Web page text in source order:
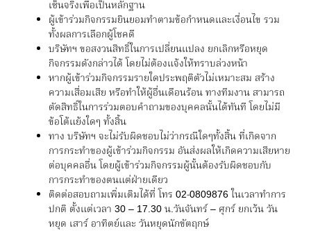
เซ็นจริงเพื่อเป็นหลักฐาน
ผู้เข้าร่วมกิจกรรมยินยอมทำตามข้อกำหนดและเงื่อนไข รวม
ทั้งผลการเลือกผู้โชคดี
บริษัทฯ ขอสงวนสิทธิ์ในการเปลี่ยนแปลง ยกเลิกหรือหยุด
กิจกรรมดังกล่าวได้ โดยไม่ต้องแจ้งให้ทราบล่วงหน้า
หากผู้เข้าร่วมกิจกรรมรายใดประพฤติตัวไม่เหมาะสม สร้าง
ความเสื่อมเสีย หรือทำให้ผู้อื่นเดือนร้อน ทางทีมงาน สามารถ
ตัดสิทธิ์ในการร่วมตอบคำถามของบุคคลนั้นได้ทันที โดยไม่มี
ข้อโต้แย้งใดๆ ทั้งสิ้น
ทาง บริษัทฯ จะไม่รับผิดชอบไม่ว่ากรณีใดๆทั้งสิ้น ที่เกิดจาก
การกระทำของผู้เข้าร่วมกิจกรรม อันส่งผลให้เกิดความเสียหาย
ต่อบุคคลอื่น โดยผู้เข้าร่วมกิจกรรมผู้นั้นต้องรับผิดชอบกับ
การกระทำของตนแต่ฝ่ายเดียว
ติดต่อสอบถามเพิ่มเติมได้ที่ โทร 02-0809876 ในเวลาทำการ
ปกติ ตั้งแต่เวลา 30 – 17.30 น.วันจันทร์ – ศุกร์ ยกเว้น วัน
หยุด เสาร์ อาทิตย์และ วันหยุดนักขัตฤกษ์